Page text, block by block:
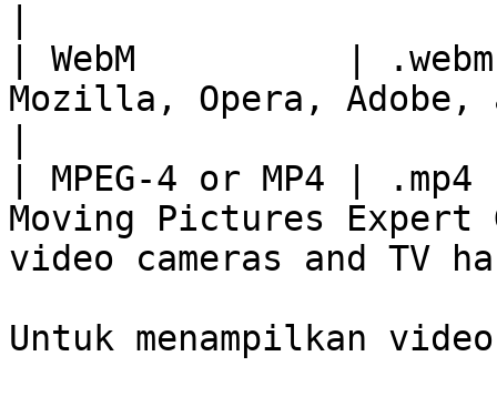
| WebM          | .webm
Mozilla, Opera, Adobe,
| MPEG-4 or MP4 |
Moving Pictures Expert
video cameras and TV
Untuk menampilkan